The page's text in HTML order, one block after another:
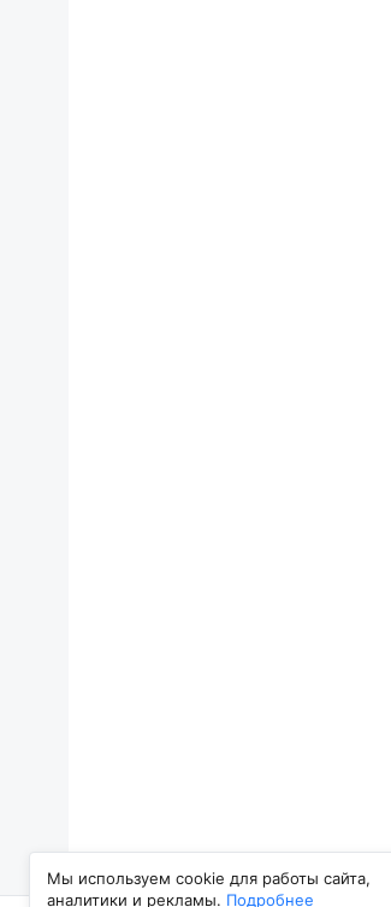
Мы используем cookie для работы сайта,
аналитики и рекламы. Подробнее